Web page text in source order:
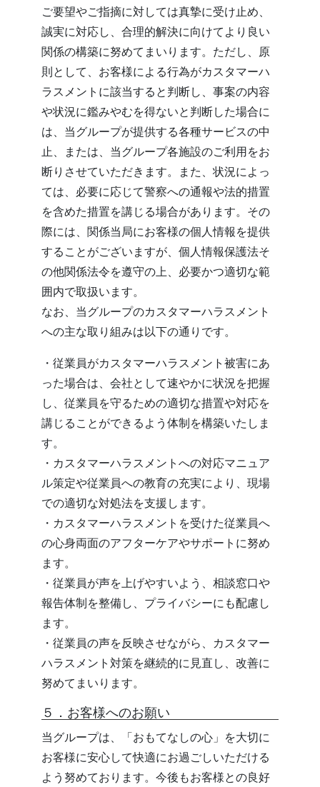
ご要望やご指摘に対しては真摯に受け止め、
誠実に対応し、合理的解決に向けてより良い
関係の構築に努めてまいります。ただし、原
則として、お客様による行為がカスタマーハ
ラスメントに該当すると判断し、事案の内容
や状況に鑑みやむを得ないと判断した場合に
は、当グループが提供する各種サービスの中
止、または、当グループ各施設のご利用をお
断りさせていただきます。また、状況によっ
ては、必要に応じて警察への通報や法的措置
を含めた措置を講じる場合があります。その
際には、関係当局にお客様の個人情報を提供
することがございますが、個人情報保護法そ
の他関係法令を遵守の上、必要かつ適切な範
囲内で取扱います。
なお、当グループのカスタマーハラスメント
への主な取り組みは以下の通りです。
・従業員がカスタマーハラスメント被害にあ
った場合は、会社として速やかに状況を把握
し、従業員を守るための適切な措置や対応を
講じることができるよう体制を構築いたしま
す。
・カスタマーハラスメントへの対応マニュア
ル策定や従業員への教育の充実により、現場
での適切な対処法を支援します。
・カスタマーハラスメントを受けた従業員へ
の心身両面のアフターケアやサポートに努め
ます。
・従業員が声を上げやすいよう、相談窓口や
報告体制を整備し、プライバシーにも配慮し
ます。
・従業員の声を反映させながら、カスタマー
ハラスメント対策を継続的に見直し、改善に
努めてまいります。
５．お客様へのお願い
当グループは、「おもてなしの心」を大切に
お客様に安心して快適にお過ごしいただける
よう努めております。今後もお客様との良好